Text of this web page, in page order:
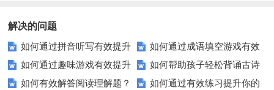
解决的问题
如何通过拼音听写有效提升
孩子的汉语拼音水平？
如何通过成语填空游戏有效
提升语文成绩？
如何通过趣味游戏有效提升
学生的句子排序能力？
如何帮助孩子轻松背诵古诗
并培养兴趣？
如何有效解答阅读理解题？
如何通过有效练习提升你的